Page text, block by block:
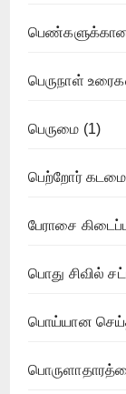
பெருநாள்
பெருமை (1)
பெற்றோர் கடமை
பேராசை
பொது சிவில்
பொய்யான